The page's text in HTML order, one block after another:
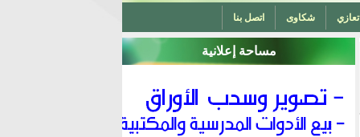
تعازي شكاوى اتصل بنا
مساحة إعلانية